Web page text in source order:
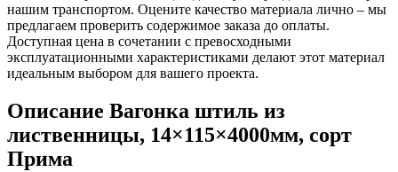
нашим транспортом. Оцените качество материала лично – мы
предлагаем проверить содержимое заказа до оплаты.
Доступная цена в сочетании с превосходными
эксплуатационными характеристиками делают этот материал
идеальным выбором для вашего проекта.
Описание Вагонка штиль из
лиственницы, 14×115×4000мм, сорт
Прима